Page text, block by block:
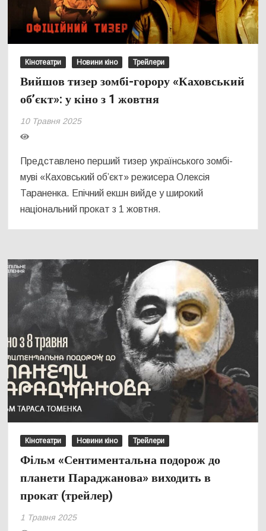
Кінотеатри Новини кіно Трейлери
Вийшов тизер зомбі-горору «Каховський
об’єкт»: у кіно з 1 жовтня
10 Травня 2025
Представлено перший тизер українського зомбі-
муві «Каховський об’єкт» режисера Олексія
Тараненка. Епічний екшн вийде у широкий
національний прокат з 1 жовтня.
Кінотеатри Новини кіно Трейлери
Фільм «Сентиментальна подорож до
планети Параджанова» виходить в
прокат (трейлер)
1 Травня 2025